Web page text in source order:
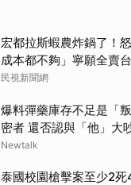
宏都拉斯蝦農炸鍋了！
成本都不夠」寧願全賣
民視新聞網
爆料彈藥庫存不足是「
密者 還否認與「他」大
Newtalk
泰國校園槍擊案至少2